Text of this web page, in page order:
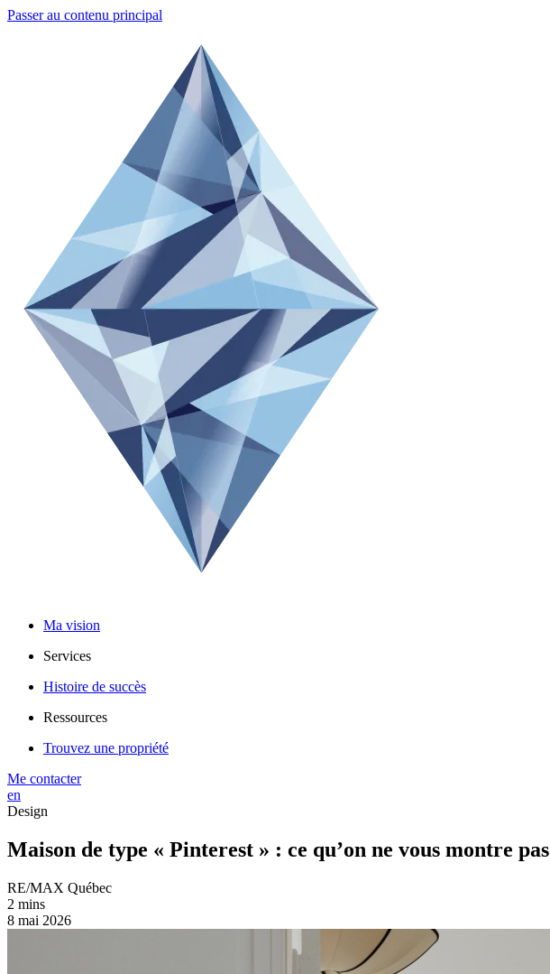
Passer au contenu principal
Ma vision
Services
Histoire de succès
Ressources
Trouvez une propriété
Me contacter
en
Design
Maison de type « Pinterest » : ce qu’on ne vous montre pas
RE/MAX Québec
2 mins
8 mai 2026